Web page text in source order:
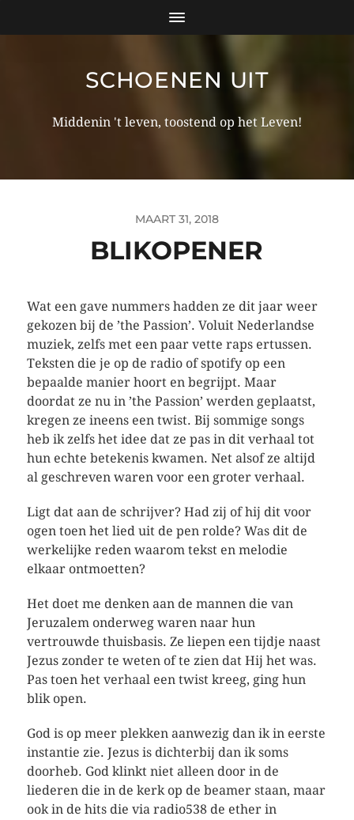
SCHOENEN UIT
Middenin 't leven, toostend op het Leven!
MAART 31, 2018
BLIKOPENER
Wat een gave nummers hadden ze dit jaar weer
gekozen bij de ’the Passion’. Voluit Nederlandse
muziek, zelfs met een paar vette raps ertussen.
Teksten die je op de radio of spotify op een
bepaalde manier hoort en begrijpt. Maar
doordat ze nu in ’the Passion’ werden geplaatst,
kregen ze ineens een twist. Bij sommige songs
heb ik zelfs het idee dat ze pas in dit verhaal tot
hun echte betekenis kwamen. Net alsof ze altijd
al geschreven waren voor een groter verhaal.
Ligt dat aan de schrijver? Had zij of hij dit voor
ogen toen het lied uit de pen rolde? Was dit de
werkelijke reden waarom tekst en melodie
elkaar ontmoetten?
Het doet me denken aan de mannen die van
Jeruzalem onderweg waren naar hun
vertrouwde thuisbasis. Ze liepen een tijdje naast
Jezus zonder te weten of te zien dat Hij het was.
Pas toen het verhaal een twist kreeg, ging hun
blik open.
God is op meer plekken aanwezig dan ik in eerste
instantie zie. Jezus is dichterbij dan ik soms
doorheb. God klinkt niet alleen door in de
liederen die in de kerk op de beamer staan, maar
ook in de hits die via radio538 de ether in